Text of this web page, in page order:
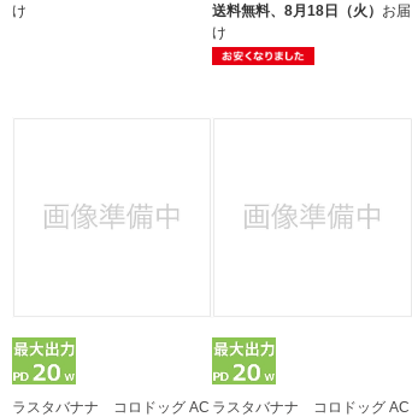
け
送料無料、8月18日（火） お届
け
ラスタバナナ コロドッグ AC ラスタバナナ コロドッグ AC